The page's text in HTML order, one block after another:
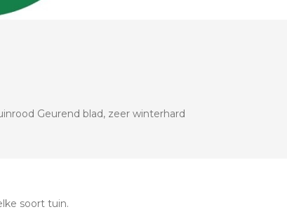
Geurend blad, zeer winterhard
soort tuin.